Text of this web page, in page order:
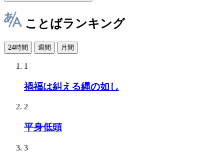
ことばランキング
24時間 週間 月間
1
禍福は糾える縄の如し
2
平身低頭
3